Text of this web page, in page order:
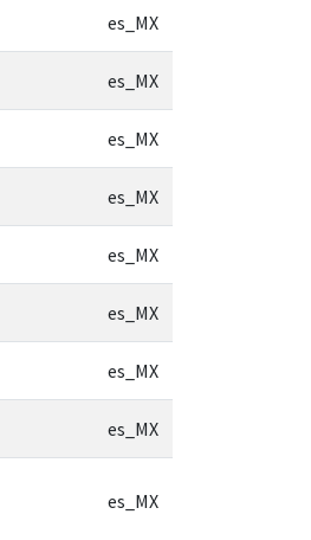
es_MX
es_MX
es_MX
es_MX
es_MX
es_MX
es_MX
es_MX
es_MX